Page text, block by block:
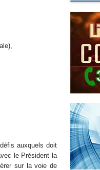
auxquels doit
le Président la
sur la voie de